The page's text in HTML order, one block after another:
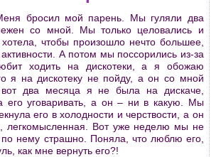
бросил мой парень. Мы гуляли два
со мной. Мы только целовались и
чтобы произошло нечто большее,
А потом мы поссорились из-за
ходить на дискотеки, а я обожаю
я на дискотеку не пойду, а он со мной
два месяца я не была на дискаче,
его уговаривать, а он – ни в какую. Мы
его в холодности и черствости, а он
легкомысленная. Вот уже неделю мы не
нему страшно. Поняла, что люблю его,
как мне вернуть его?!